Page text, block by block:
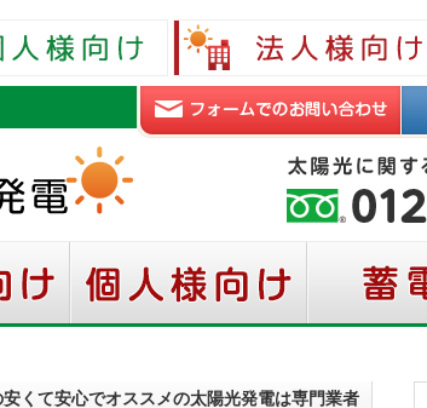
くて安心でオススメの太陽光発電は専門業者